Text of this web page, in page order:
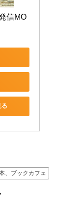
信MO
、ブックカフェ